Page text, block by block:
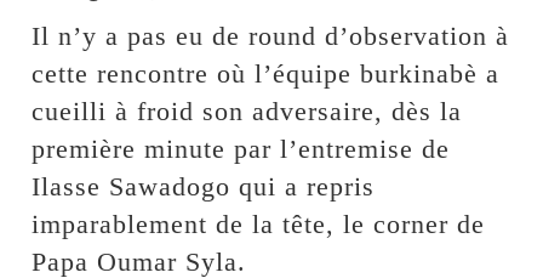
Il n’y a pas eu de round d’observation à
cette rencontre où l’équipe burkinabè a
cueilli à froid son adversaire, dès la
première minute par l’entremise de
Ilasse Sawadogo qui a repris
imparablement de la tête, le corner de
Papa Oumar Syla.